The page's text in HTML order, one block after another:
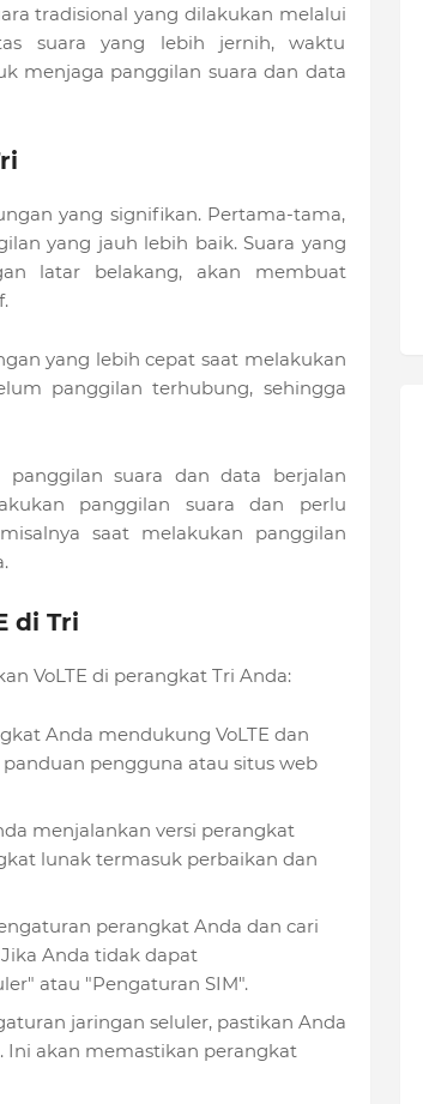
tradisional yang dilakukan melalui
suara yang lebih jernih, waktu
menjaga panggilan suara dan data
yang signifikan. Pertama-tama,
yang jauh lebih baik. Suara yang
latar belakang, akan membuat
yang lebih cepat saat melakukan
panggilan terhubung, sehingga
suara dan data berjalan
panggilan suara dan perlu
saat melakukan panggilan
di Tri
VoLTE di perangkat Tri Anda:
Anda mendukung VoLTE dan
pengguna atau situs web
menjalankan versi perangkat
lunak termasuk perbaikan dan
perangkat Anda dan cari
Anda tidak dapat
atau "Pengaturan SIM".
jaringan seluler, pastikan Anda
akan memastikan perangkat